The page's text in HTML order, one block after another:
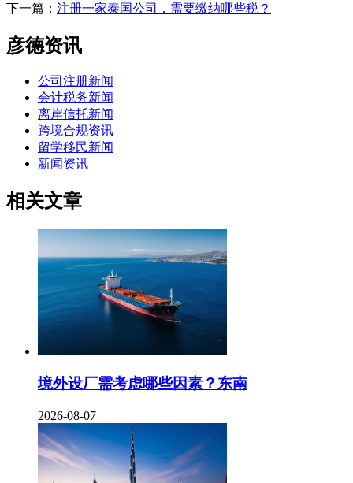
下一篇： 注册一家泰国公司，需要缴纳哪些税？
彦德资讯
公司注册新闻
会计税务新闻
离岸信托新闻
跨境合规资讯
留学移民新闻
新闻资讯
相关文章
境外设厂需考虑哪些因素？东南
2026-08-07